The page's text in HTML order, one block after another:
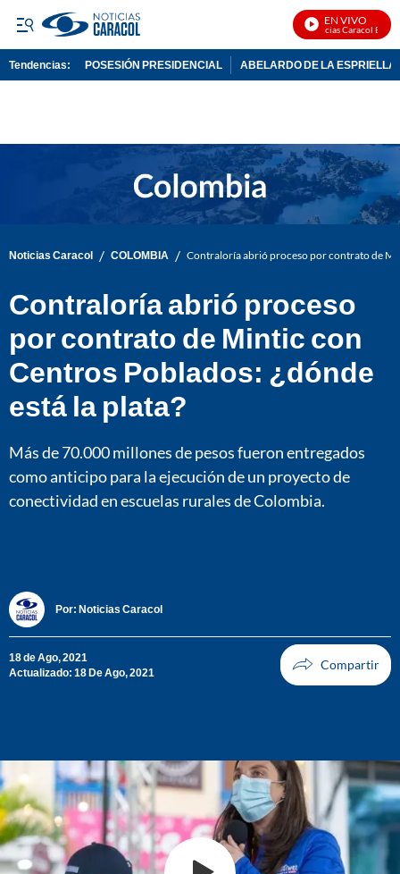
EN VIVO
Noticias Caracol En
Tendencias: POSESIÓN PRESIDENCIAL ABELARDO DE LA ESPRIELLA
Noticias Caracol / COLOMBIA / Contraloría abrió proceso por contrato de
Contraloría abrió proceso
por contrato de Mintic con
Centros Poblados: ¿dónde
está la plata?
Más de 70.000 millones de pesos fueron entregados
como anticipo para la ejecución de un proyecto de
conectividad en escuelas rurales de Colombia.
Por: Noticias Caracol
18 de Ago, 2021
Actualizado: 18 De Ago, 2021